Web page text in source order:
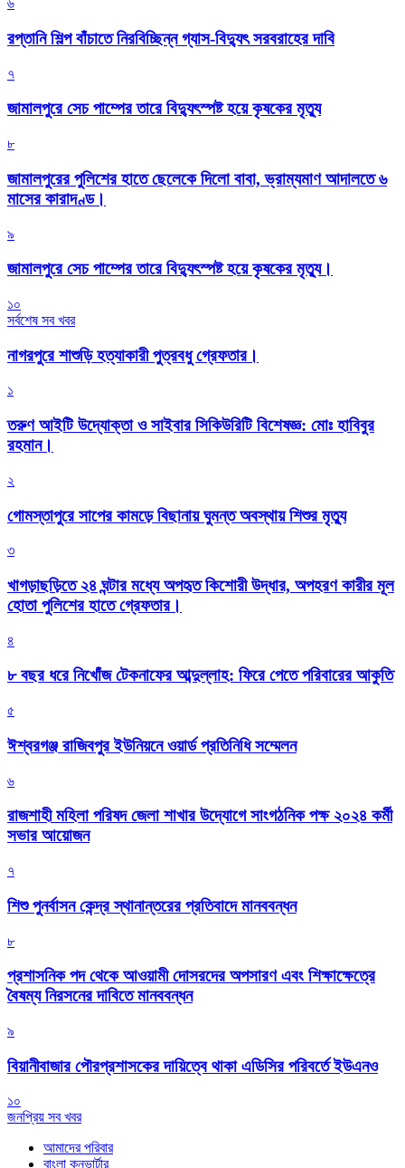
৬
রপ্তানি শিল্প বাঁচাতে নিরবিচ্ছিন্ন গ্যাস-বিদ্যুৎ সরবরাহের দাবি
৭
জামালপুরে সেচ পাম্পের তারে বিদ্যুৎস্পষ্ট হয়ে কৃষকের মৃত্যু
৮
জামালপুরের পুলিশের হাতে ছেলেকে দিলো বাবা, ভ্রাম্যমাণ আদালতে ৬
মাসের কারাদণ্ড।
৯
জামালপুরে সেচ পাম্পের তারে বিদ্যুৎস্পষ্ট হয়ে কৃষকের মৃত্যু।
১০
সর্বশেষ সব খবর
নাগরপুরে শাশুড়ি হত্যাকারী পুত্রবধু গ্রেফতার।
১
তরুণ আইটি উদ্যোক্তা ও সাইবার সিকিউরিটি বিশেষজ্ঞ: মোঃ হাবিবুর
রহমান।
২
গোমস্তাপুরে সাপের কামড়ে বিছানায় ঘুমন্ত অবস্থায় শিশুর মৃত্যু
৩
খাগড়াছড়িতে ২৪ ঘন্টার মধ্যে অপহৃত কিশোরী উদ্ধার, অপহরণ কারীর মূল
হোতা পুলিশের হাতে গ্রেফতার।
৪
৮ বছর ধরে নিখোঁজ টেকনাফের আব্দুল্লাহ: ফিরে পেতে পরিবারের আকুতি
৫
ঈশ্বরগঞ্জ রাজিবপুর ইউনিয়নে ওয়ার্ড প্রতিনিধি সম্মেলন
৬
রাজশাহী মহিলা পরিষদ জেলা শাখার উদ্যোগে সাংগঠনিক পক্ষ ২০২৪ কর্মী
সভার আয়োজন
৭
শিশু পুনর্বাসন কেন্দ্র স্থানান্তরের প্রতিবাদে মানববন্ধন
৮
প্রশাসনিক পদ থেকে আওয়ামী দোসরদের অপসারণ এবং শিক্ষাক্ষেত্রে
বৈষম্য নিরসনের দাবিতে মানববন্ধন
৯
বিয়ানীবাজার পৌরপ্রশাসকের দায়িত্বে থাকা এডিসির পরিবর্তে ইউএনও
১০
জনপ্রিয় সব খবর
আমাদের পরিবার
বাংলা কনভার্টার